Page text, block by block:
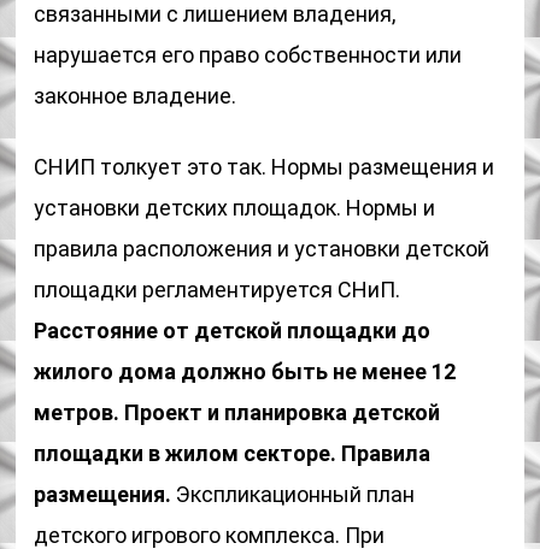
связанными с лишением владения,
нарушается его право собственности или
законное владение.
СНИП толкует это так. Нормы размещения и
установки детских площадок. Нормы и
правила расположения и установки детской
площадки регламентируется СНиП.
Расстояние от детской площадки до
жилого дома должно быть не менее 12
метров. Проект и планировка детской
площадки в жилом секторе. Правила
размещения. Экспликационный план
детского игрового комплекса. При